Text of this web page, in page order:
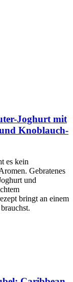
Joghurt mit
Knoblauch-
es kein
Gebratenes
und
bringt an einem